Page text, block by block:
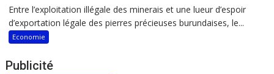
Entre l’exploitation illégale des minerais et une lueur d’espoir
d’exportation légale des pierres précieuses burundaises, le...
Economie
Publicité